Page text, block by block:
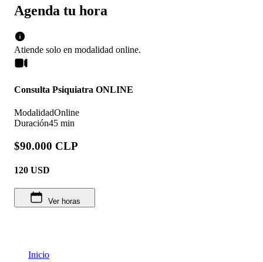
Agenda tu hora
Atiende solo en modalidad online.
Consulta Psiquiatra ONLINE
ModalidadOnline
Duración45 min
$90.000 CLP
120 USD
Ver horas
Inicio